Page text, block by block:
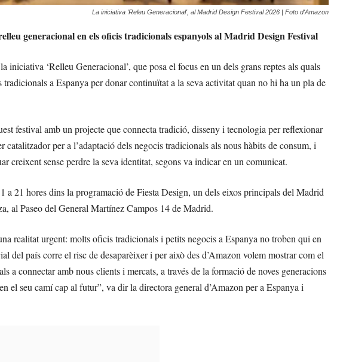
La iniciativa 'Releu Generacional', al Madrid Design Festival 2026 | Foto d'Amazon
generacional en els oficis tradicionals espanyols al Madrid Design Festival
‘Relleu Generacional’, que posa el focus en un dels grans reptes als quals
a Espanya per donar continuïtat a la seva activitat quan no hi ha un pla de
festival amb un projecte que connecta tradició, disseny i tecnologia per reflexionar
per a l’adaptació dels negocis tradicionals als nous hàbits de consum, i
creixent sense perdre la seva identitat, segons va indicar en un comunicat.
a 21 hores dins la programació de Fiesta Design, un dels eixos principals del Madrid
al Paseo del General Martínez Campos 14 de Madrid.
realitat urgent: molts oficis tradicionals i petits negocis a Espanya no troben qui en
del país corre el risc de desaparèixer i per això des d’Amazon volem mostrar com el
a connectar amb nous clients i mercats, a través de la formació de noves generacions
el seu camí cap al futur”, va dir la directora general d’Amazon per a Espanya i